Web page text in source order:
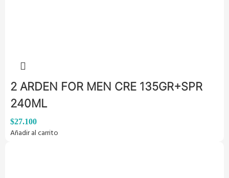
2 ARDEN FOR MEN CRE 135GR+SPR
240ML
$27.100
Añadir al carrito